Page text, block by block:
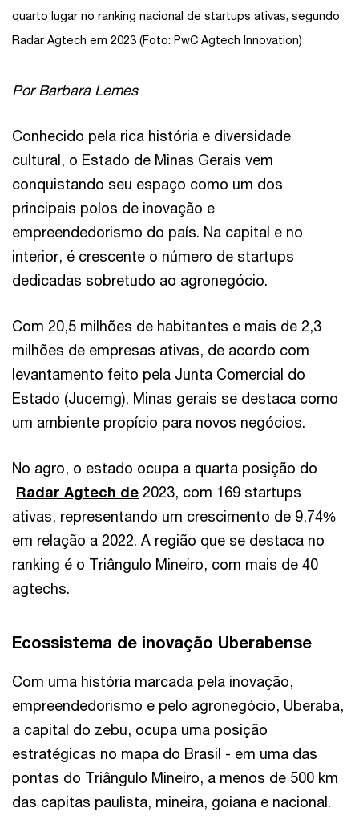
quarto lugar no ranking nacional de startups ativas, segundo
Radar Agtech em 2023 (Foto: PwC Agtech Innovation)
Por Barbara Lemes
Conhecido pela rica história e diversidade
cultural, o Estado de Minas Gerais vem
conquistando seu espaço como um dos
principais polos de inovação e
empreendedorismo do país. Na capital e no
interior, é crescente o número de startups
dedicadas sobretudo ao agronegócio.
Com 20,5 milhões de habitantes e mais de 2,3
milhões de empresas ativas, de acordo com
levantamento feito pela Junta Comercial do
Estado (Jucemg), Minas gerais se destaca como
um ambiente propício para novos negócios.
No agro, o estado ocupa a quarta posição do
Radar Agtech de 2023, com 169 startups
ativas, representando um crescimento de 9,74%
em relação a 2022. A região que se destaca no
ranking é o Triângulo Mineiro, com mais de 40
agtechs.
Ecossistema de inovação Uberabense
Com uma história marcada pela inovação,
empreendedorismo e pelo agronegócio, Uberaba,
a capital do zebu, ocupa uma posição
estratégicas no mapa do Brasil - em uma das
pontas do Triângulo Mineiro, a menos de 500 km
das capitas paulista, mineira, goiana e nacional.